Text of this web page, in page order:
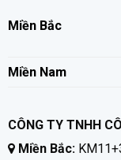
Miền Bắc
Miền Nam
CÔNG TY TNHH
Miền Bắc: